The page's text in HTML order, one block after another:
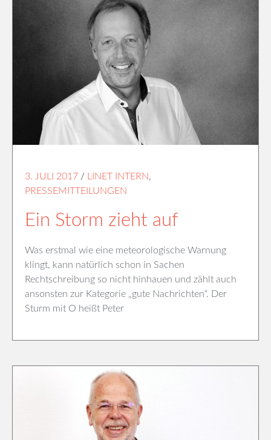
3. JULI 2017 / LINET INTERN,
PRESSEMITTEILUNGEN
Ein Storm zieht auf
Was erstmal wie eine meteorologische Warnung
klingt, kann natürlich schon in Sachen
Rechtschreibung so nicht hinhauen und zählt auch
ansonsten zur Kategorie „gute Nachrichten“. Der
Sturm mit O heißt Peter